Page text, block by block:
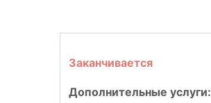
Заканчивается
Дополнительные услуги: